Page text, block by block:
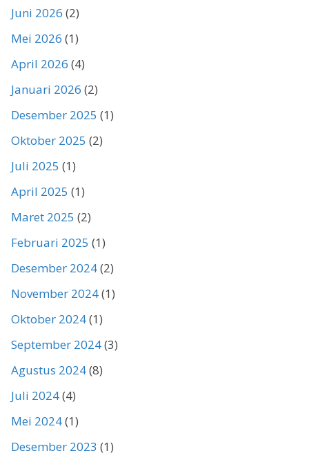
Juni 2026 (2)
Mei 2026 (1)
April 2026 (4)
Januari 2026 (2)
Desember 2025 (1)
Oktober 2025 (2)
Juli 2025 (1)
April 2025 (1)
Maret 2025 (2)
Februari 2025 (1)
Desember 2024(2)
November 2024(1)
Oktober 2024(1)
September 2024(3)
Agustus 2024(8)
Juli 2024(4)
Mei 2024(1)
Desember 2023 (1)